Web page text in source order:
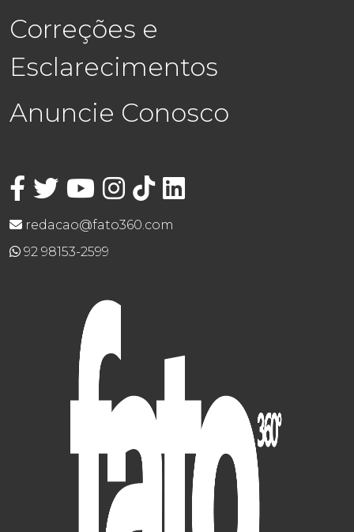
Correções e
Esclarecimentos
Anuncie Conosco
redacao@fato360.com
92 98153-2599